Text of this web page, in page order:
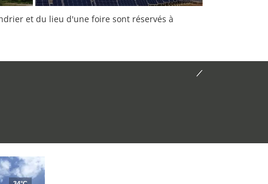
et du lieu d'une foire sont réservés à